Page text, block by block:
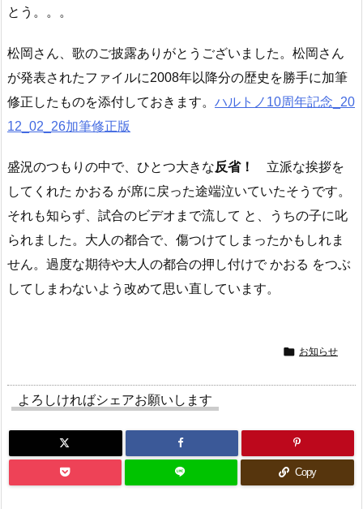
とう。。。
松岡さん、歌のご披露ありがとうございました。松岡さん
が発表されたファイルに2008年以降分の歴史を勝手に加筆
修正したものを添付しておきます。 ハルトノ10周年記念_20
12_02_26加筆修正版
盛況のつもりの中で、ひとつ大きな反省！
立派な挨拶を
してくれた かおる が席に戻った途端泣いていたそうです。
それも知らず、試合のビデオまで流して と、うちの子に叱
られました。大人の都合で、傷つけてしまったかもしれま
せん。過度な期待や大人の都合の押し付けで かおる をつぶ
してしまわないよう改めて思い直しています。
 お知らせ
よろしければシェアお願いします
Copy